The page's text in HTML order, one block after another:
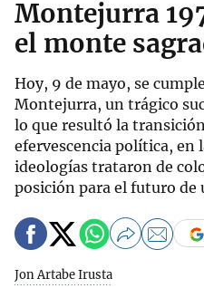
Montejurra
el monte
Hoy, 9 de mayo, se
Montejurra, un trágico
lo que resultó la
efervescencia política, en
ideologías trataron de
posición para el futuro
Jon Artabe Irusta